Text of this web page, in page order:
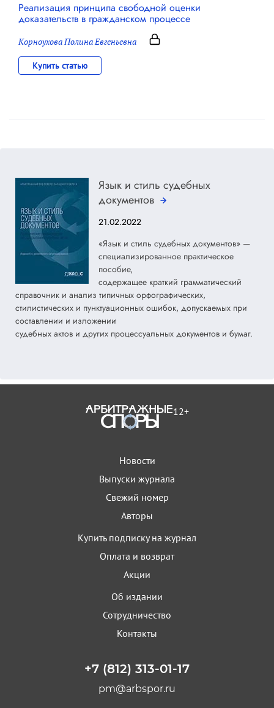
Реализация принципа свободной оценки
доказательств в гражданском процессе
Корноухова Полина Евгеньевна
Купить статью
Язык и стиль судебных
документов
21.02.2022
«Язык и стиль судебных документов» —
специализированное практическое
пособие,
содержащее краткий грамматический
справочник и анализ типичных орфографических,
стилистических и пунктуационных ошибок, допускаемых при
составлении и изложении
судебных актов и других процессуальных документов и бумаг.
12+
Новости
Выпуски журнала
Свежий номер
Авторы
Купить подписку на журнал
Оплата и возврат
Акции
Об издании
Сотрудничество
Контакты
+7 (812) 313-01-17
pm@arbspor.ru